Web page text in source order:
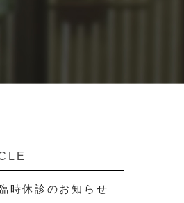
時休診のお知らせ